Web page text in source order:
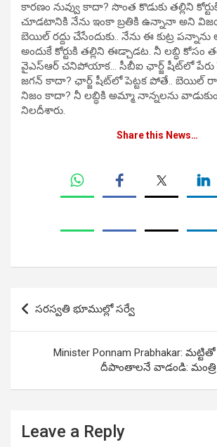
కారణం నువ్వు కాదా? సొంత కొడుకు తల్లిని
చూడటానికి నేను ఇంకా బ్రతికి ఉన్నానా అని
బెయిల్ రద్దు చేసేందుకు.. నేను ఈ కుట్ర పన్నాను
అందుకే కోర్టుకి తల్లిని ఈడ్చాడట. నీ లబ్ధి కోసం
వైఎస్ఆర్ చనిపోయాక… సీబీఐ ఛార్జ్ షీట్‌లో పేరు
జగన్ కాదా? ఛార్జ్ షీట్‌లో పెట్టక పోతే.. బెయిల్
నిజం కాదా? నీ లబ్ధికి అమ్మా నాన్నలను
నిలదీశారు.
Share this News…
Post
navigation
సరస్వతి భూముల్లో సర్వే
Minister Ponnam Prabhakar:
దీపాంతాలనే వాడండి: మంత్రి
Leave a Reply